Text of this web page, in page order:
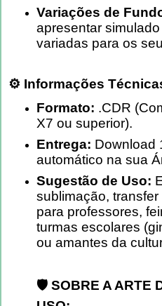
Variações de
apresentar
variadas para os
⚙️ Informações
Formato: .CDR
X7 ou superior).
Entrega: Download
automático na sua
Sugestão de Uso:
sublimação,
para professores,
turmas escolares
ou amantes da
🛡️ SOBRE A ARTE